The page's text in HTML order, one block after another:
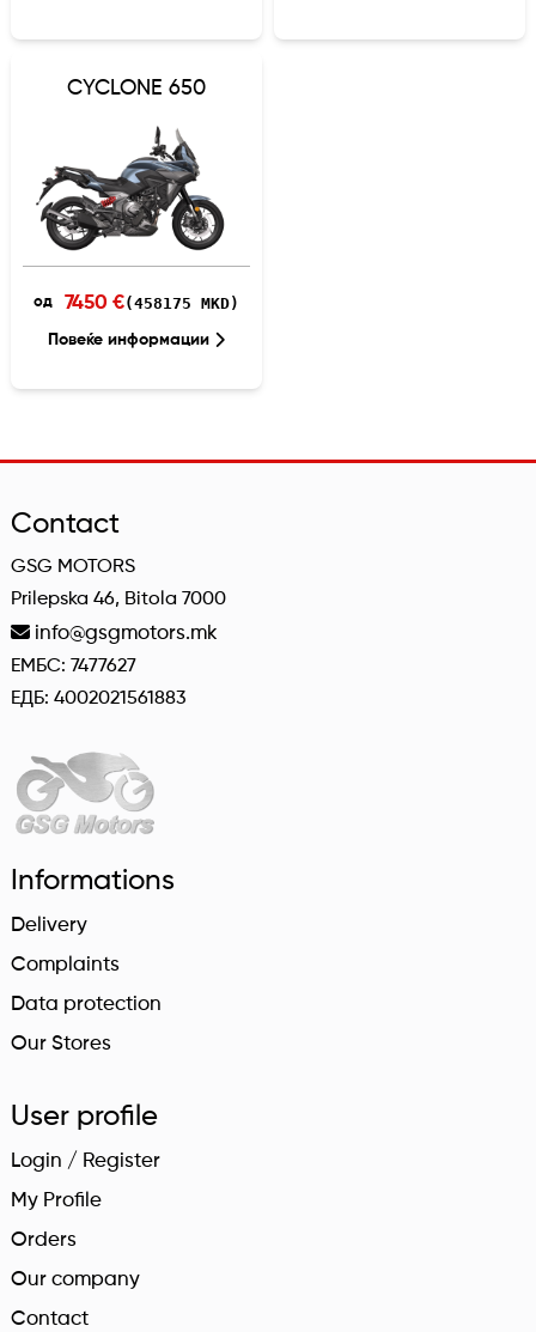
CYCLONE 650
Повеќе информации
од 7450 €(458175 MKD)
Contact
GSG MOTORS
Prilepska 46, Bitola 7000
info@gsgmotors.mk
ЕМБС: 7477627
ЕДБ: 4002021561883
Informations
Delivery
Complaints
Data protection
Our Stores
User profile
Login / Register
My Profile
Orders
Our company
Contact